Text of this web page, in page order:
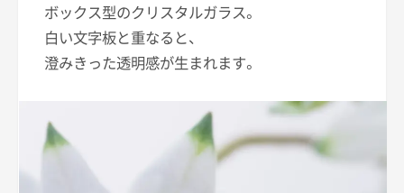
ボックス型のクリスタルガラス。
白い文字板と重なると、
澄みきった透明感が生まれます。